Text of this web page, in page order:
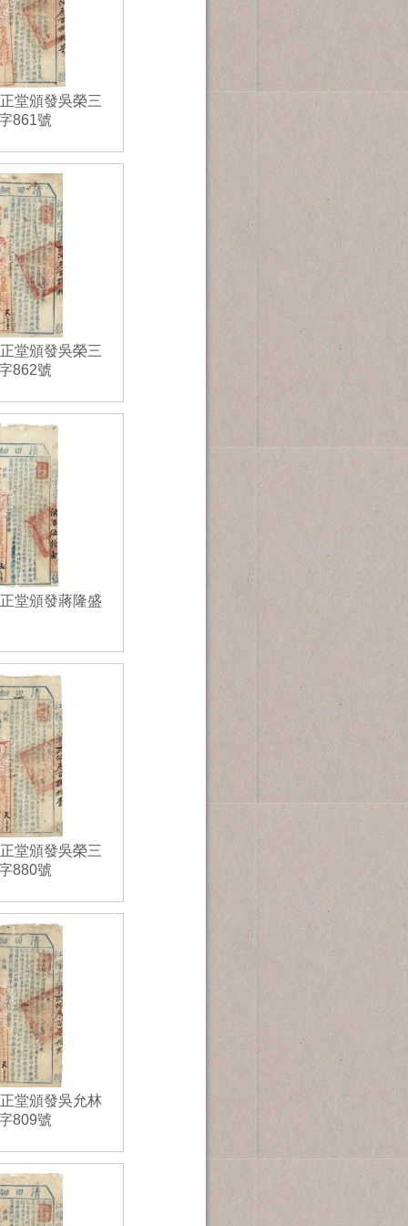
堂頒發吳榮三
861號
堂頒發吳榮三
862號
堂頒發蔣隆盛
堂頒發吳榮三
880號
堂頒發吳允林
809號